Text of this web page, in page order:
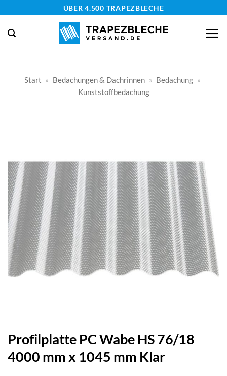
springen
ÜBER 4.500 TRAPEZBLECHE
Start » Bedachungen & Dachrinnen » Bedachung »
Kunststoffbedachung
Profilplatte PC Wabe HS 76/18
4000 mm x 1045 mm Klar